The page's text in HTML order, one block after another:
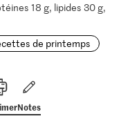
18 g, lipides 30 g,
de printemps
Notes